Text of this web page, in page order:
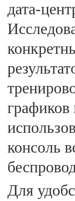
дата-
графиков
консоль
Для